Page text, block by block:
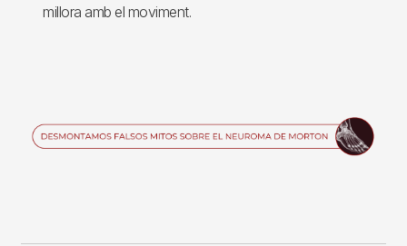
millora amb el moviment.
Imagen